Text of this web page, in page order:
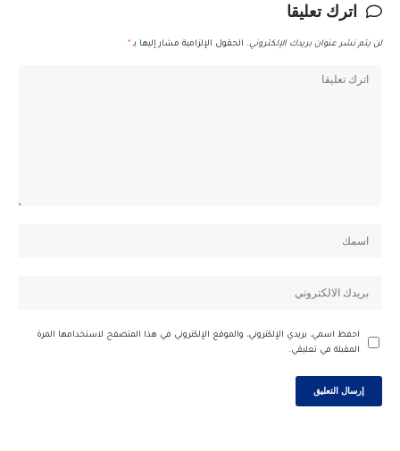
اترك تعليقا
لن يتم نشر عنوان بريدك الإلكتروني. الحقول الإلزامية مشار إليها بـ *
احفظ اسمي، بريدي الإلكتروني، والموقع الإلكتروني في هذا المتصفح لاستخدامها المرة
المقبلة في تعليقي.